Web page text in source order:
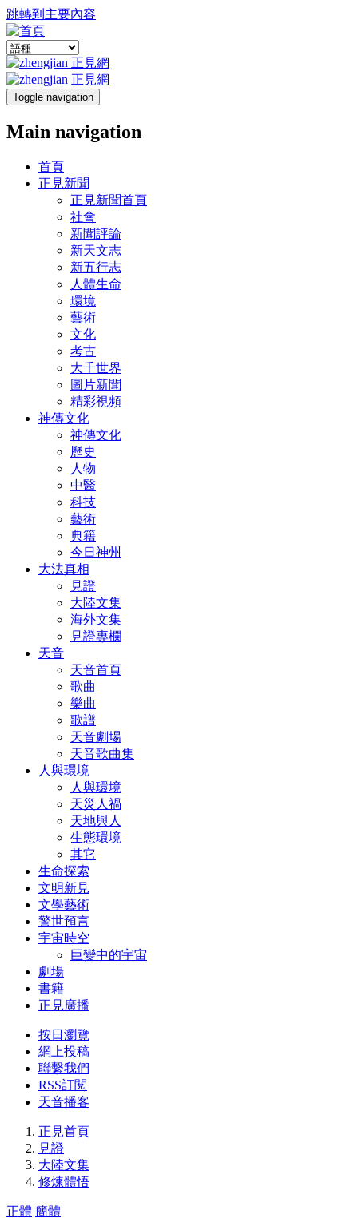
跳轉到主要內容
Toggle navigation
Main navigation
首頁
正見新聞
正見新聞首頁
社會
新聞評論
新天文志
新五行志
人體生命
環境
藝術
文化
考古
大千世界
圖片新聞
精彩視頻
神傳文化
神傳文化
歷史
人物
中醫
科技
藝術
典籍
今日神州
大法真相
見證
大陸文集
海外文集
見證專欄
天音
天音首頁
歌曲
樂曲
歌譜
天音劇場
天音歌曲集
人與環境
人與環境
天災人禍
天地與人
生態環境
其它
生命探索
文明新見
文學藝術
警世預言
宇宙時空
巨變中的宇宙
劇場
書籍
正見廣播
按日瀏覽
網上投稿
聯繫我們
RSS訂閱
天音播客
正見首頁
見證
大陸文集
修煉體悟
正體 簡體